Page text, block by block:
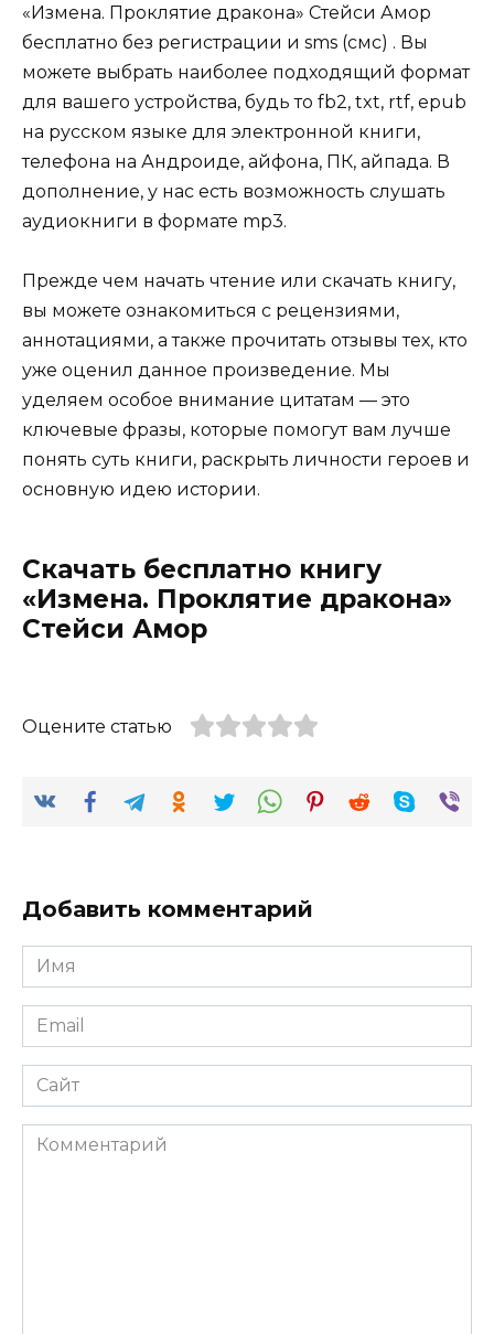
«Измена. Проклятие дракона» Стейси Амор
бесплатно без регистрации и sms (смс) . Вы
можете выбрать наиболее подходящий формат
для вашего устройства, будь то fb2, txt, rtf, epub
на русском языке для электронной книги,
телефона на Андроиде, айфона, ПК, айпада. В
дополнение, у нас есть возможность слушать
аудиокниги в формате mp3.
Прежде чем начать чтение или скачать книгу,
вы можете ознакомиться с рецензиями,
аннотациями, а также прочитать отзывы тех, кто
уже оценил данное произведение. Мы
уделяем особое внимание цитатам — это
ключевые фразы, которые помогут вам лучше
понять суть книги, раскрыть личности героев и
основную идею истории.
Скачать бесплатно книгу
«Измена. Проклятие дракона»
Стейси Амор
Оцените статью
Добавить комментарий
Имя
*
Email
*
Сайт
Комментарий